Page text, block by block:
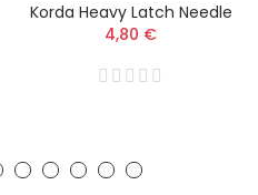
Korda Heavy Latch Needle
4,80 €